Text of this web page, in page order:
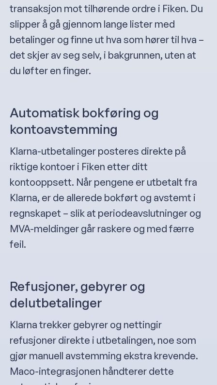
transaksjon mot tilhørende ordre i Fiken. Du
slipper å gå gjennom lange lister med
betalinger og finne ut hva som hører til hva –
det skjer av seg selv, i bakgrunnen, uten at
du løfter en finger.
Automatisk bokføring og
kontoavstemming
Klarna-utbetalinger posteres direkte på
riktige kontoer i Fiken etter ditt
kontooppsett. Når pengene er utbetalt fra
Klarna, er de allerede bokført og avstemt i
regnskapet – slik at periodeavslutninger og
MVA-meldinger går raskere og med færre
feil.
Refusjoner, gebyrer og
delutbetalinger
Klarna trekker gebyrer og nettingir
refusjoner direkte i utbetalingen, noe som
gjør manuell avstemming ekstra krevende.
Maco-integrasjonen håndterer dette